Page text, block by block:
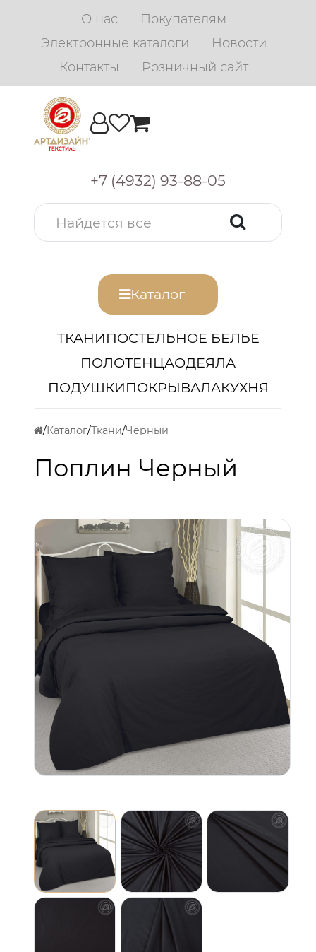
О нас
Покупателям
Электронные каталоги
Новости
Контакты
Розничный сайт
+7 (4932) 93-88-05
Каталог
ТКАНИПОСТЕЛЬНОЕ БЕЛЬЕ
ПОЛОТЕНЦАОДЕЯЛА
ПОДУШКИПОКРЫВАЛАКУХНЯ
Каталог Ткани Черный
Поплин Черный